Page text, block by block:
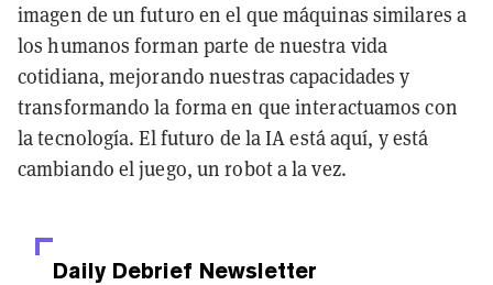
imagen de un futuro en el que máquinas similares a
los humanos forman parte de nuestra vida
cotidiana, mejorando nuestras capacidades y
transformando la forma en que interactuamos con
la tecnología. El futuro de la IA está aquí, y está
cambiando el juego, un robot a la vez.
Daily Debrief Newsletter